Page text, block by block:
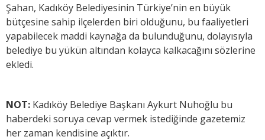
Şahan, Kadıköy Belediyesinin Türkiye’nin en büyük
bütçesine sahip ilçelerden biri olduğunu, bu faaliyetleri
yapabilecek maddi kaynağa da bulunduğunu, dolayısıyla
belediye bu yükün altından kolayca kalkacağını sözlerine
ekledi.
NOT: Kadıköy Belediye Başkanı Aykurt Nuhoğlu bu
haberdeki soruya cevap vermek istediğinde gazetemiz
her zaman kendisine açıktır.